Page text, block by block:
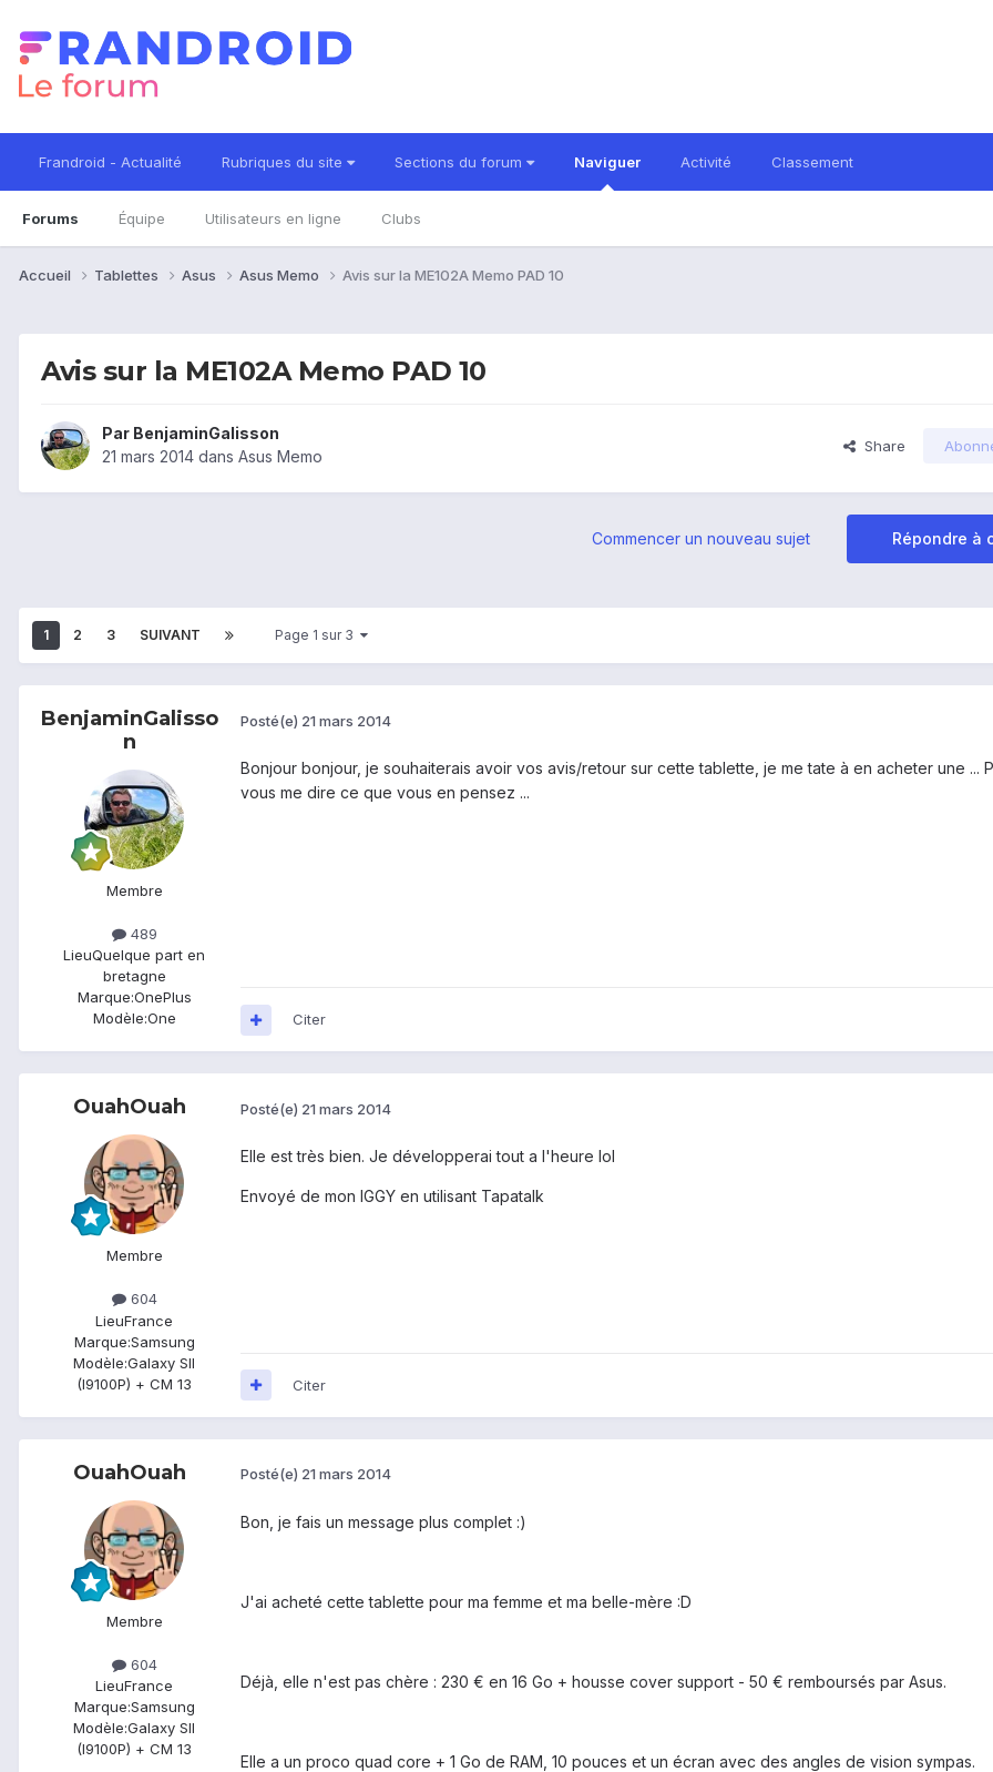
Frandroid - Actualité Rubriques du site Sections du forum Naviguer
Forums Équipe Utilisateurs en ligne Clubs
Activité Classement
Accueil Tablettes Asus Asus Memo Avis sur la ME102A Memo PAD 10
Avis sur la ME102A Memo PAD 10
Par BenjaminGalisson
21 mars 2014 dans Asus Memo
Share
Répondre à
Commencer un nouveau sujet
1 2 3 SUIVANT Page 1 sur 3
BenjaminGalisso
n
Membre
489
LieuQuelque part en
bretagne
Marque:OnePlus
Modèle:One
Posté(e) 21 mars 2014
Bonjour bonjour, je souhaiterais avoir vos avis/retour sur cette tablette, je me tate à en acheter une ...
vous me dire ce que vous en pensez ...
Citer
OuahOuah
Membre
604
LieuFrance
Marque:Samsung
Modèle:Galaxy SII
(I9100P) + CM 13
Posté(e) 21 mars 2014
Elle est très bien. Je développerai tout a l'heure lol
Envoyé de mon IGGY en utilisant Tapatalk
Citer
OuahOuah
Membre
604
LieuFrance
Marque:Samsung
Modèle:Galaxy SII
(I9100P) + CM 13
Posté(e) 21 mars 2014
Bon, je fais un message plus complet :)
J'ai acheté cette tablette pour ma femme et ma belle-mère :D
Déjà, elle n'est pas chère : 230 € en 16 Go + housse cover support - 50 € remboursés par Asus.
Elle a un proco quad core + 1 Go de RAM, 10 pouces et un écran avec des angles de vision sympas.